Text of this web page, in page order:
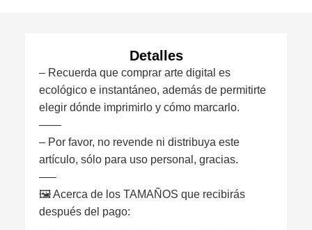
Detalles
– Recuerda que comprar arte digital es
ecológico e instantáneo, además de permitirte
elegir dónde imprimirlo y cómo marcarlo.
——
– Por favor, no revende ni distribuya este
artículo, sólo para uso personal, gracias.
—–
🖼 Acerca de los TAMAÑOS que recibirás
después del pago: